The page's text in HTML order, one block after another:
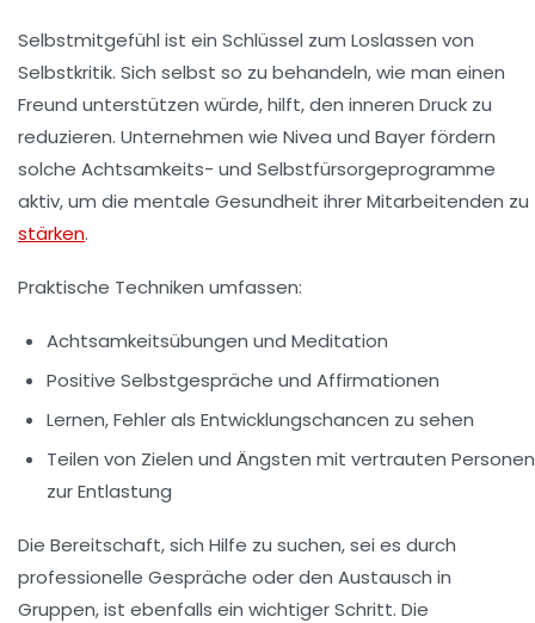
Selbstmitgefühl ist ein Schlüssel zum Loslassen von
Selbstkritik. Sich selbst so zu behandeln, wie man einen
Freund unterstützen würde, hilft, den inneren Druck zu
reduzieren. Unternehmen wie Nivea und Bayer fördern
solche Achtsamkeits- und Selbstfürsorgeprogramme
aktiv, um die mentale Gesundheit ihrer Mitarbeitenden zu
stärken.
Praktische Techniken umfassen:
Achtsamkeitsübungen und Meditation
Positive Selbstgespräche und Affirmationen
Lernen, Fehler als Entwicklungschancen zu sehen
Teilen von Zielen und Ängsten mit vertrauten Personen
zur Entlastung
Die Bereitschaft, sich Hilfe zu suchen, sei es durch
professionelle Gespräche oder den Austausch in
Gruppen, ist ebenfalls ein wichtiger Schritt. Die